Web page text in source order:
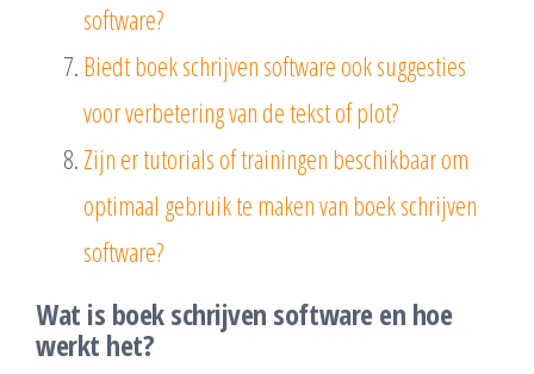
software?
Biedt boek schrijven software ook suggesties
voor verbetering van de tekst of plot?
Zijn er tutorials of trainingen beschikbaar om
optimaal gebruik te maken van boek schrijven
software?
Wat is boek schrijven software en hoe
werkt het?